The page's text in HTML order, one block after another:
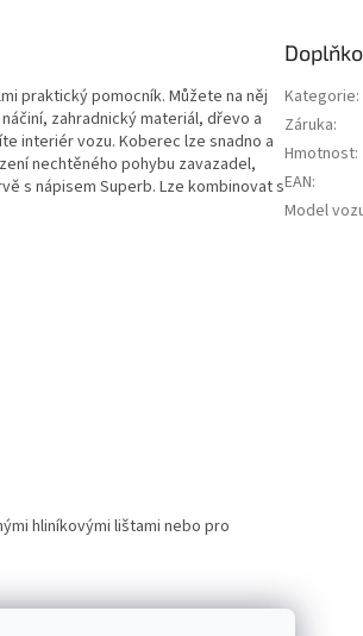
praktický pomocník. Můžete na něj
zahradnický materiál, dřevo a
interiér vozu. Koberec lze snadno a
nechtěného pohybu zavazadel,
s nápisem Superb. Lze kombinovat s
hliníkovými lištami nebo pro
Kategorie:
Záruka:
Hmotnost:
EAN:
Model